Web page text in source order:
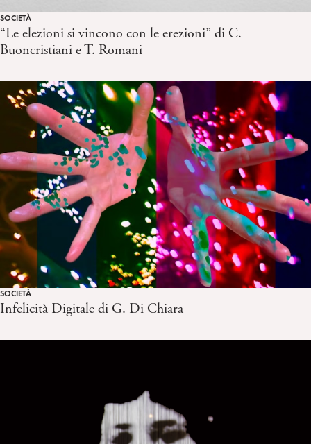
SOCIETÀ
“Le elezioni si vincono con le erezioni” di C.
Buoncristiani e T. Romani
SOCIETÀ
Infelicità Digitale di G. Di Chiara